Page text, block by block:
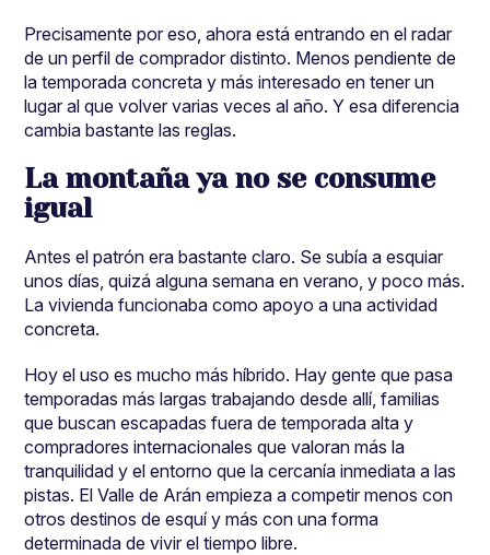
Precisamente por eso, ahora está entrando en el radar
de un perfil de comprador distinto. Menos pendiente de
la temporada concreta y más interesado en tener un
lugar al que volver varias veces al año. Y esa diferencia
cambia bastante las reglas.
La montaña ya no se consume
igual
Antes el patrón era bastante claro. Se subía a esquiar
unos días, quizá alguna semana en verano, y poco más.
La vivienda funcionaba como apoyo a una actividad
concreta.
Hoy el uso es mucho más híbrido. Hay gente que pasa
temporadas más largas trabajando desde allí, familias
que buscan escapadas fuera de temporada alta y
compradores internacionales que valoran más la
tranquilidad y el entorno que la cercanía inmediata a las
pistas. El Valle de Arán empieza a competir menos con
otros destinos de esquí y más con una forma
determinada de vivir el tiempo libre.